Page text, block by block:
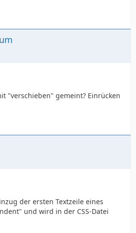
"verschieben" gemeint? Einrücken
der ersten Textzeile eines
und wird in der CSS-Datei